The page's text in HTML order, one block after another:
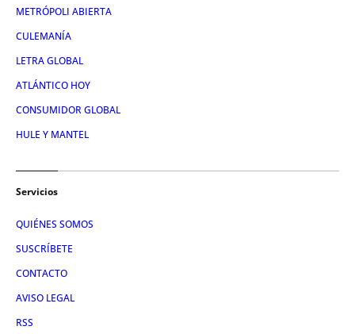
METRÓPOLI ABIERTA
CULEMANÍA
LETRA GLOBAL
ATLÁNTICO HOY
CONSUMIDOR GLOBAL
HULE Y MANTEL
Servicios
QUIÉNES SOMOS
SUSCRÍBETE
CONTACTO
AVISO LEGAL
RSS